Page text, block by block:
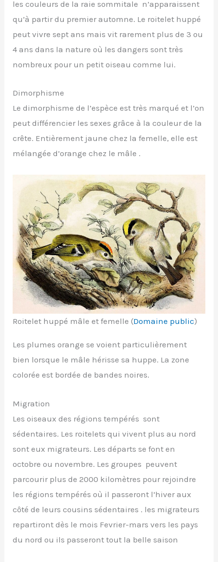
les couleurs de la raie sommitale n’apparaissent
qu’à partir du premier automne. Le roitelet huppé
peut vivre sept ans mais vit rarement plus de 3 ou
4 ans dans la nature où les dangers sont très
nombreux pour un petit oiseau comme lui.
Dimorphisme
Le dimorphisme de l’espèce est très marqué et l’on
peut différencier les sexes grâce à la couleur de la
crête. Entièrement jaune chez la femelle, elle est
mélangée d’orange chez le mâle .
Roitelet huppé mâle et femelle (Domaine public)
Les plumes orange se voient particulièrement
bien lorsque le mâle hérisse sa huppe. La zone
colorée est bordée de bandes noires.
Migration
Les oiseaux des régions tempérés sont
sédentaires. Les roitelets qui vivent plus au nord
sont eux migrateurs. Les départs se font en
octobre ou novembre. Les groupes peuvent
parcourir plus de 2000 kilomètres pour rejoindre
les régions tempérés où il passeront l’hiver aux
côté de leurs cousins sédentaires . les migrateurs
repartiront dès le mois Fevrier-mars vers les pays
du nord ou ils passeront tout la belle saison